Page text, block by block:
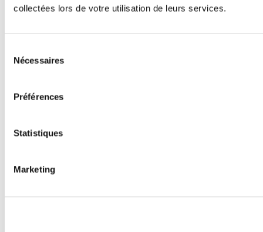
collectées lors de votre utilisation de leurs services.
Nécessaires
Préférences
Statistiques
Marketing